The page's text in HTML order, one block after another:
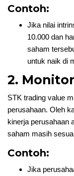
Contoh:
Jika nilai
10.000 dan
saham
untuk naik di
2.
STK trading value
perusahaan. Oleh
kinerja perusahaan
saham masih
Contoh:
Jika